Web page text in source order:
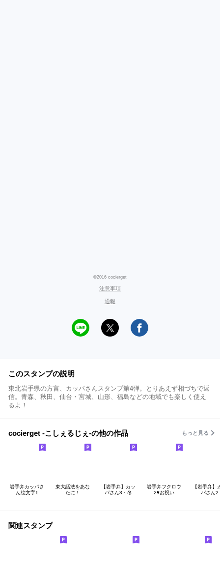
©2016 cocierget
注意事項
通報
このスタンプの説明
東北岩手県の方言、カッパさんスタンプ第4弾。とりあえず相づちで返
信。青森、秋田、仙台・宮城、山形、福島などの地域でも楽しく使え
るよ！
cocierget -こしぇるじぇ-の他の作品 もっと見る
岩手弁カッパさ
ん絵文字1
東大話法をあな
たに！
【岩手弁】カッ
パさん3・冬
岩手弁フクロウ
2♥お祝い
【岩手弁】
パさん2
関連スタンプ